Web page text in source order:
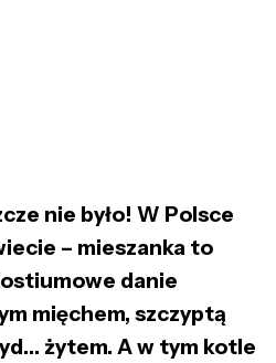
nie było! W Polsce
– mieszanka to
danie
mięchem, szczyptą
żytem. A w tym kotle